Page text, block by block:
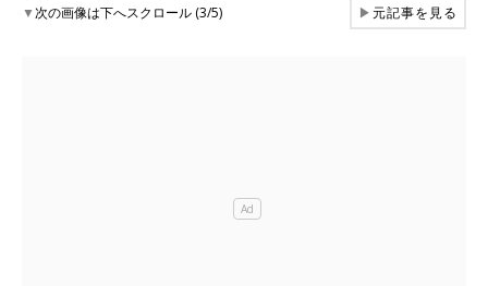
▼次の画像は下へスクロール (3/5) ▶元記事を見る